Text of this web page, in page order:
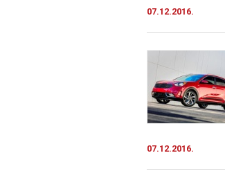
07.12.2016.
07.12.2016.